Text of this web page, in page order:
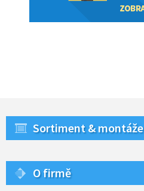
Sortiment & montáže
O firmě